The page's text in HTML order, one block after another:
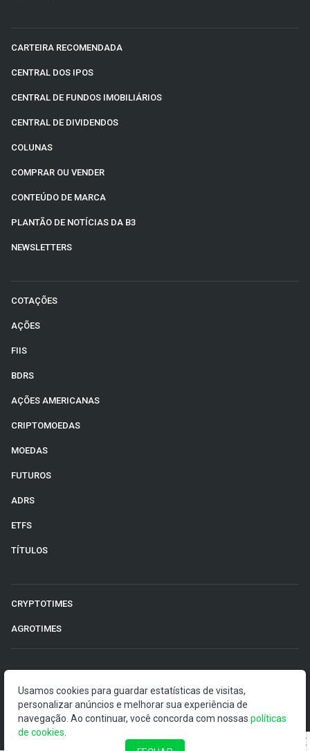
CARTEIRA RECOMENDADA
CENTRAL DOS IPOS
CENTRAL DE FUNDOS IMOBILIÁRIOS
CENTRAL DE DIVIDENDOS
COLUNAS
COMPRAR OU VENDER
CONTEÚDO DE MARCA
PLANTÃO DE NOTÍCIAS DA B3
NEWSLETTERS
COTAÇÕES
AÇÕES
FIIS
BDRS
AÇÕES AMERICANAS
CRIPTOMOEDAS
MOEDAS
FUTUROS
ADRS
ETFS
TÍTULOS
CRYPTOTIMES
AGROTIMES
O Money Times publica matérias de cunho jornalístico, que
visam a democratização da informação. Nossas
publicações devem ser compreendidas como boletins
anunciadores e divulgadores, e não como uma
Usamos cookies para guardar estatísticas de visitas,
personalizar anúncios e melhorar sua experiência de
navegação. Ao continuar, você concorda com nossas políticas
de cookies